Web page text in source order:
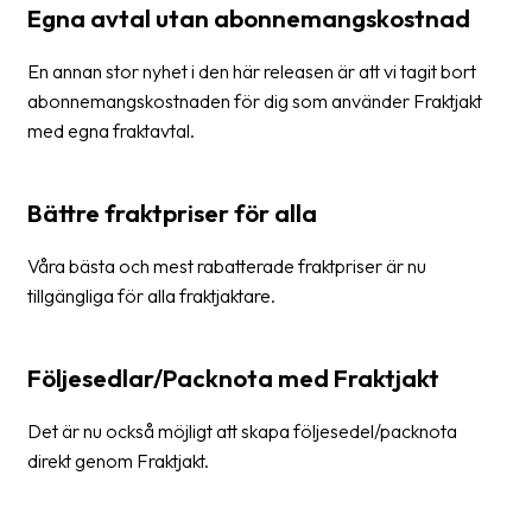
Coworkers
Job
career
us
Terms
conditions
Egna avtal utan abonnemangskostnad
En annan stor nyhet i den här releasen är att vi tagit bort
abonnemangskostnaden för dig som använder Fraktjakt
med egna fraktavtal.
Bättre fraktpriser för alla
Våra bästa och mest rabatterade fraktpriser är nu
tillgängliga för alla fraktjaktare.
Följesedlar/Packnota med Fraktjakt
Det är nu också möjligt att skapa följesedel/packnota
direkt genom Fraktjakt.